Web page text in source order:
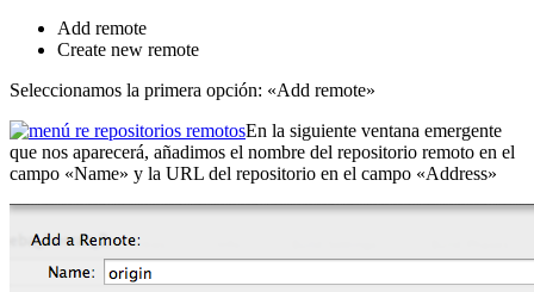
Add remote
Create new remote
Seleccionamos la primera opción: «Add remote»
En la siguiente ventana emergente
que nos aparecerá, añadimos el nombre del repositorio remoto en el
campo «Name» y la URL del repositorio en el campo «Address»